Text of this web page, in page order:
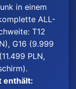
in einem
ALL-
T12
G16 (9.999
PLN,
enthält: